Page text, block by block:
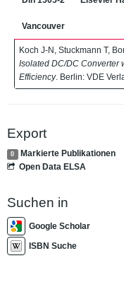
Vancouver
Koch J-N, Stuckmann T,
Isolated DC/DC Converter
Efficiency. Berlin: VDE
Export
0
Markierte Publikationen
Open Data ELSA
Suchen in
Google Scholar
ISBN Suche